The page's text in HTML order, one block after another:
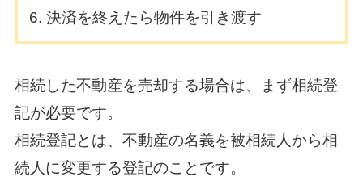
決済を終えたら物件を引き渡す
相続した不動産を売却する場合は、まず相続登
記が必要です。
相続登記とは、不動産の名義を被相続人から相
続人に変更する登記のことです。